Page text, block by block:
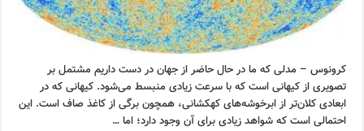
کرونوس – مدلی که ما در حال حاضر از جهان در دست داریم مشتمل بر
تصویری از کیهانی است که با سرعت زیادی منبسط می‌شود. کیهانی که در
ابعادی کلان‌تر از ابرخوشه‌های کهکشانی، همچون برگی از کاغذ صاف است. این
احتمالی است که شواهد زیادی برای آن وجود دارد؛ اما …